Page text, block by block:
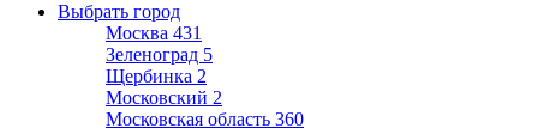
Выбрать город
Москва 431
Зеленоград 5
Щербинка 2
Московский 2
Московская область 360